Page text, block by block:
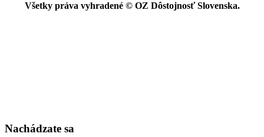
Všetky práva vyhradené © OZ Dôstojnosť Slovenska.
Nachádzate sa